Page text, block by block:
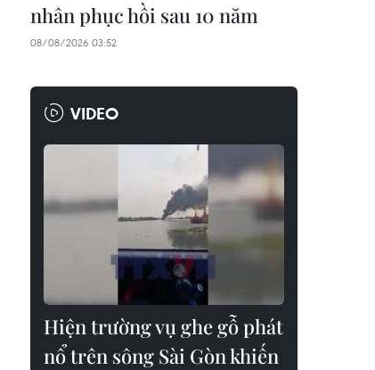
nhân phục hồi sau 10 năm
08/08/2026 03:52
VIDEO
Hiện trường vụ ghe gỗ phát
nổ trên sông Sài Gòn khiến